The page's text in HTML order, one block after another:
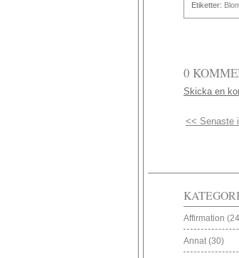
Etiketter:
0
Skicka en
<< Senaste
Affirmation
Annat (30)